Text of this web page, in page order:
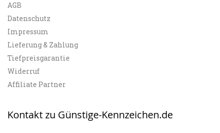
AGB
Datenschutz
Impressum
Lieferung & Zahlung
Tiefpreisgarantie
Widerruf
Affiliate Partner
Kontakt zu Günstige-Kennzeichen.de